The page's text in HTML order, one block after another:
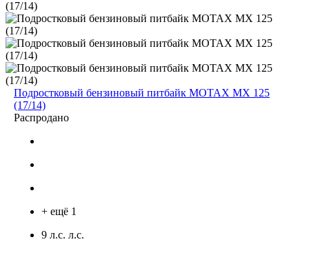
Подростковый бензиновый питбайк MOTAX MX 125
(17/14)
Распродано
+ ещё 1
9 л.с. л.с.